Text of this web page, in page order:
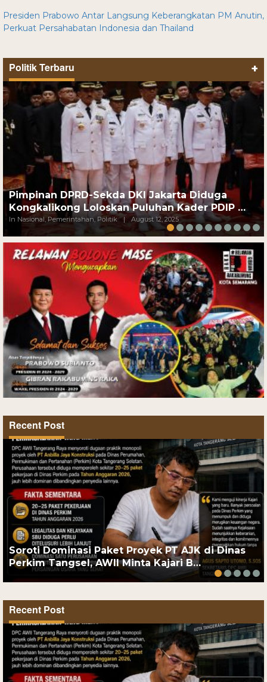
Presiden Prabowo Antar Langsung Keberangkatan PM Anutin,
Perkuat Persahabatan Indonesia dan Thailand
Politik Terbaru +
Pimpinan DPRD-Sekda DKI Jakarta Diduga
Kongkalikong Loloskan Puluhan Kader PDIP …
In Nasional, Pemerintahan, Politik | August 12, 2025
Recent Post
Soroti Dominasi Paket Proyek PT AJK di Dinas
Perkim Tangsel, AWII Minta Kajari B…
Recent Post